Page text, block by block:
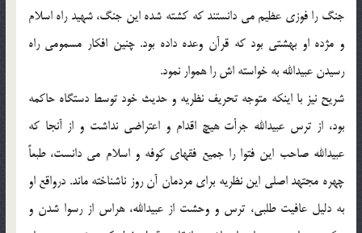
جنگ را فوزی عظیم می دانستند که کشته شده این جنگ، شهید راه اسلام
و مژده او بهشتی بود که قرآن وعده داده بود. چنین افکار مسمومی راه
رسیدن عبیدالله به خواسته اش را هموار نمود.
شریح نیز با اینکه متوجه تحریف نظریه و حدیث خود توسط دستگاه حاکمه
بود، از ترس عبیدالله جرأت هیچ اقدام و اعتراضی نداشت و از آنجا که
عبیدالله صاحب این فتوا را جمیع فقهای کوفه و اسلام می دانست، طبعاً
چهره مجتهد اصلی این نظریه برای مردمان آن روز ناشناخته ماند. درواقع او
به دلیل عافیت طلبی، ترس و وحشت از عبیدالله، هراس از رسوا شدن و